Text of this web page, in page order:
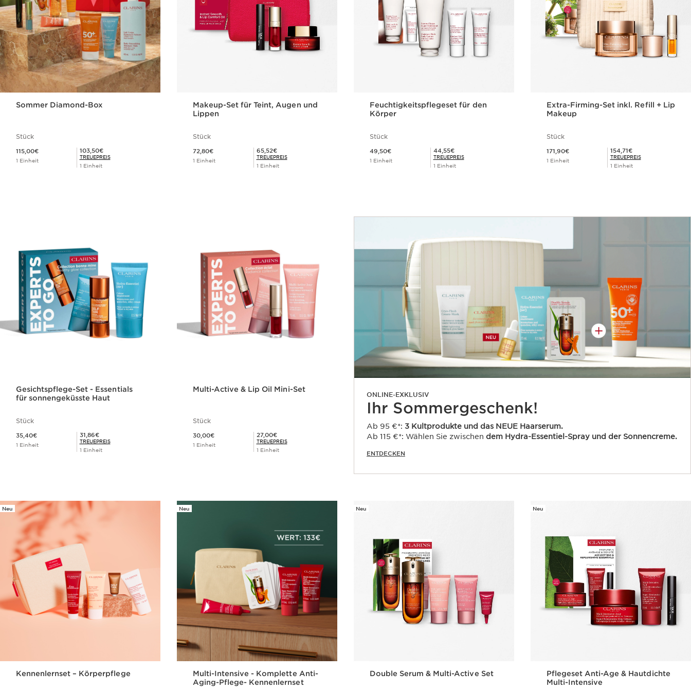
Sommer Diamond-Box
Stück
115,00€
1 Einheit
Mitgliederpreis 103,50€
103,50€
TREUEPREIS
1 Einheit
Makeup-Set für Teint, Augen und
Lippen
Stück
72,80€
1 Einheit
Mitgliederpreis 65,52€
65,52€
TREUEPREIS
1 Einheit
Feuchtigkeitspflegeset für den
Körper
Stück
49,50€
1 Einheit
Mitgliederpreis 44,55€
44,55€
TREUEPREIS
1 Einheit
Extra-Firming-Set inkl. Refill + Lip
Makeup
Stück
171,90€
1 Einheit
Mitgliederpreis 154,71€
154,71€
TREUEPREIS
1 Einheit
Gesichtspflege-Set - Essentials
für sonnengeküsste Haut
Stück
35,40€
1 Einheit
Mitgliederpreis 31,86€
31,86€
TREUEPREIS
1 Einheit
Multi-Active & Lip Oil Mini-Set
Stück
30,00€
1 Einheit
Mitgliederpreis 27,00€
27,00€
TREUEPREIS
1 Einheit
ONLINE-EXKLUSIV
Ihr Sommergeschenk!
Ab 95 €*: 3 Kultprodukte und das NEUE Haarserum.
Ab 115 €*: Wählen Sie zwischen dem Hydra-Essentiel-Spray und der Sonnencreme.
ENTDECKEN
Neu
Kennenlernset – Körperpflege
Neu
Multi-Intensive - Komplette Anti-
Aging-Pflege- Kennenlernset
Neu
Double Serum & Multi-Active Set
Neu
Pflegeset Anti-Age & Hautdichte
Multi-Intensive